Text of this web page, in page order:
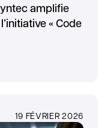
amplifie
« Code
19 FÉVRIER 2026